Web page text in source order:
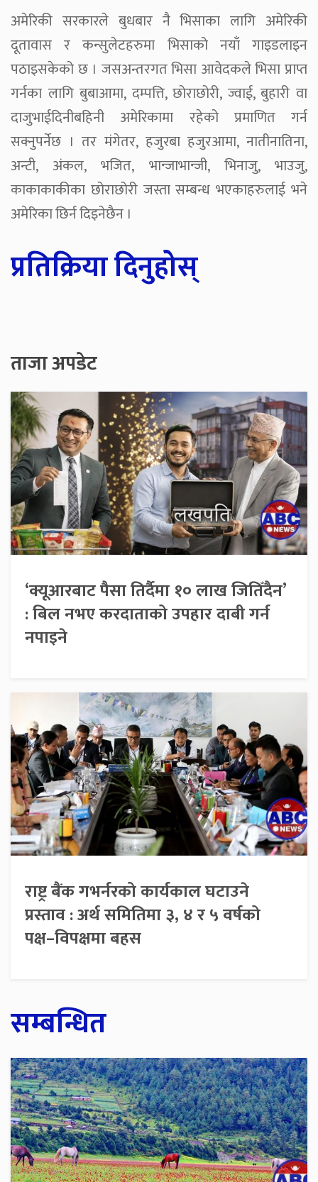
अमेरिकी सरकारले बुधबार नै भिसाका लागि अमेरिकी
दूतावास र कन्सुलेटहरुमा भिसाको नयाँ गाइडलाइन
पठाइसकेको छ । जसअन्तरगत भिसा आवेदकले भिसा प्राप्त
गर्नका लागि बुबाआमा, दम्पत्ति, छोराछोरी, ज्वाई, बुहारी वा
दाजुभाईदिनीबहिनी अमेरिकामा रहेको प्रमाणित गर्न
सक्नुपर्नेछ । तर मंगेतर, हजुरबा हजुरआमा, नातीनातिना,
अन्टी, अंकल, भजित, भान्जाभान्जी, भिनाजु, भाउजु,
काकाकाकीका छोराछोरी जस्ता सम्बन्ध भएकाहरुलाई भने
अमेरिका छिर्न दिइनेछैन ।
प्रतिक्रिया दिनुहोस्
ताजा अपडेट
‘क्यूआरबाट पैसा तिर्दैमा १० लाख जितिँदैन’
: बिल नभए करदाताको उपहार दाबी गर्न
नपाइने
राष्ट्र बैंक गभर्नरको कार्यकाल घटाउने
प्रस्ताव : अर्थ समितिमा ३, ४ र ५ वर्षको
पक्ष–विपक्षमा बहस
सम्बन्धित